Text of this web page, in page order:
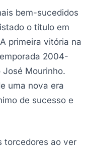
bem-sucedidos
o título em
primeira vitória na
2004-
Mourinho.
uma nova era
de sucesso e
torcedores ao ver